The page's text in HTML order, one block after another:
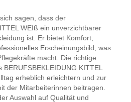
sagen, dass der
WEIß ein unverzichtbarer
ist. Er bietet Komfort,
Erscheinungsbild, was
macht. Die richtige
KITTEL
erheblich erleichtern und zur
der Mitarbeiterinnen beitragen.
Auswahl auf Qualität und